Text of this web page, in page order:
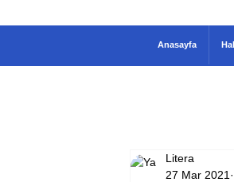
Litera
27 Mar 2021
Anasayfa